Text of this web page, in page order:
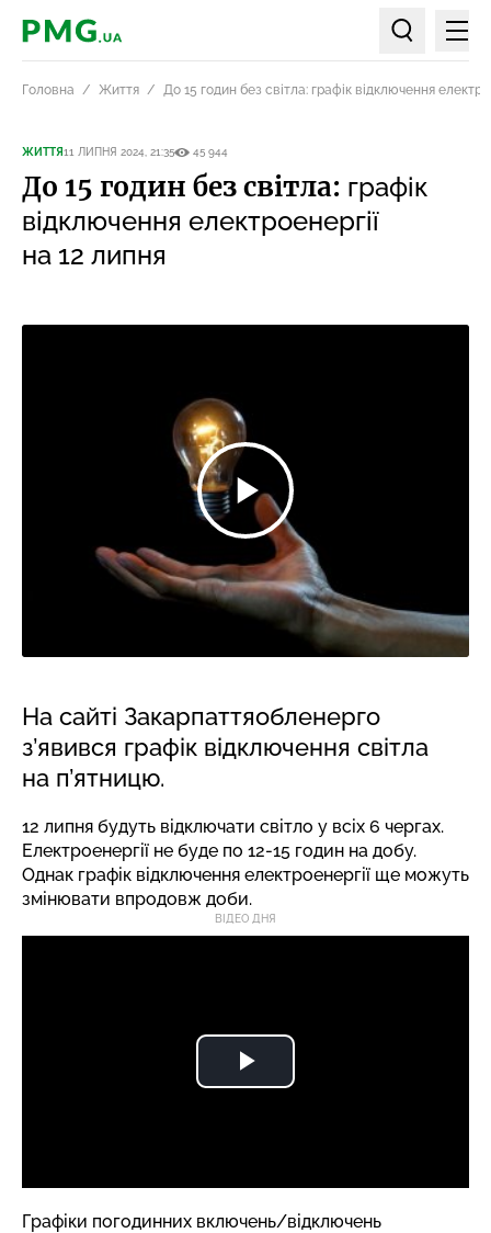
PMG.ua
Пошук по
Головна Життя До 15 годин без світла: графік відключення
ЖИТТЯ11 ЛИПНЯ 2024, 21:35 45 944
До 15 годин без світла: графік
відключення електроенергії
на 12 липня
На сайті Закарпаттяобленерго
з’явився графік відключення світла
на п’ятницю.
12 липня будуть відключати світло у всіх 6 чергах.
Електроенергії не буде по 12-15 годин на добу.
Однак графік відключення електроенергії ще можуть
змінювати впродовж доби.
ВІДЕО ДНЯ
Графіки погодинних включень/відключень